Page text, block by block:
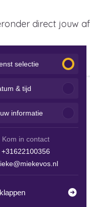
direct jouw
selectie
& tijd
informatie
Kom in contact
+31622100356